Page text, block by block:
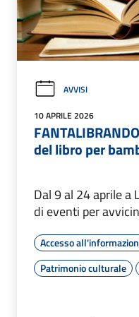
AVVISI
10 APRILE 2026
del libro per
Dal 9 al 24 aprile a
di eventi per
Accesso
Patrimonio culturale